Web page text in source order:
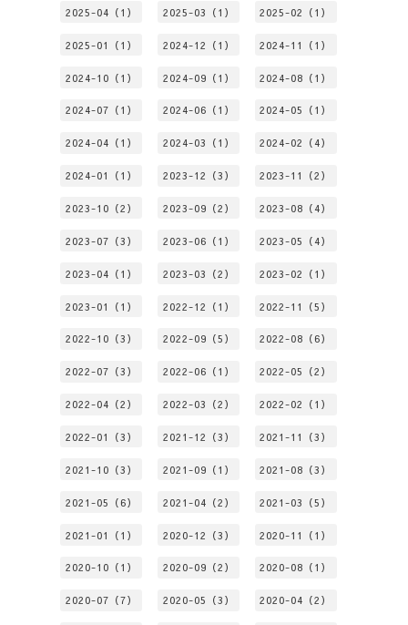
2025-04（1） 2025-03（1） 2025-02（1）
2025-01（1） 2024-12（1） 2024-11（1）
2024-10（1） 2024-09（1） 2024-08（1）
2024-07（1） 2024-06（1） 2024-05（1）
2024-04（1） 2024-03（1） 2024-02（4）
2024-01（1） 2023-12（3） 2023-11（2）
2023-10（2） 2023-09（2） 2023-08（4）
2023-07（3） 2023-06（1） 2023-05（4）
2023-04（1） 2023-03（2） 2023-02（1）
2023-01（1） 2022-12（1） 2022-11（5）
2022-10（3） 2022-09（5） 2022-08（6）
2022-07（3） 2022-06（1） 2022-05（2）
2022-04（2） 2022-03（2） 2022-02（1）
2022-01（3） 2021-12（3） 2021-11（3）
2021-10（3） 2021-09（1） 2021-08（3）
2021-05（6） 2021-04（2） 2021-03（5）
2021-01（1） 2020-12（3） 2020-11（1）
2020-10（1） 2020-09（2） 2020-08（1）
2020-07（7） 2020-05（3） 2020-04（2）